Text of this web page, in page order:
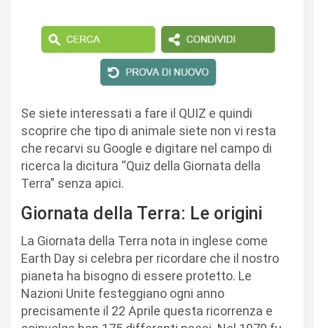
Se siete interessati a fare il QUIZ e quindi
scoprire che tipo di animale siete non vi resta
che recarvi su Google e digitare nel campo di
ricerca la dicitura “Quiz della Giornata della
Terra” senza apici.
Giornata della Terra: Le origini
La Giornata della Terra nota in inglese come
Earth Day si celebra per ricordare che il nostro
pianeta ha bisogno di essere protetto. Le
Nazioni Unite festeggiano ogni anno
precisamente il 22 Aprile questa ricorrenza e